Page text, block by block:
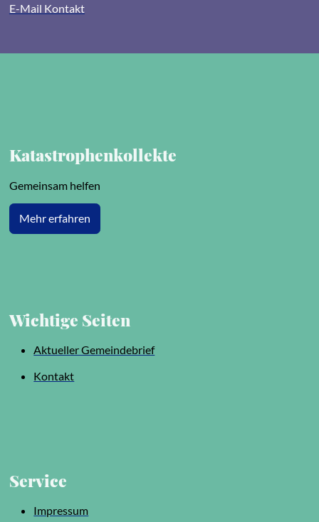
E-Mail Kontakt
Katastrophenkollekte
Gemeinsam helfen
Mehr erfahren
Wichtige Seiten
Aktueller Gemeindebrief
Kontakt
Service
Impressum